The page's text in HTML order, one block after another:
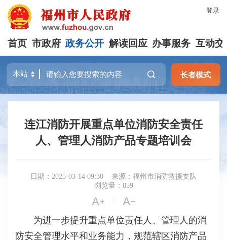
登录
首页 市政府 政务公开 解读回应 办事服务 互动交
长者模式
连江消防开展重点单位消防安全责任
人、管理人消防产品专题培训会
日期：2025-03-14 09:30
来源：福州市消防救援支队
浏览量：859
 | 
为进一步提升重点单位责任人、管理人的消
防安全管理水平和业务能力，规范辖区消防产品